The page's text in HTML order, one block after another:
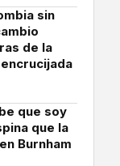
sin
de la
que soy
que la
Burnham